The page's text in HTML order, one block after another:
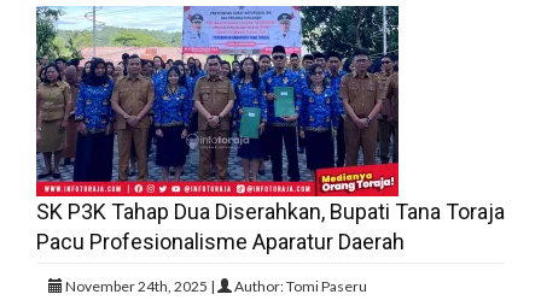
SK P3K Tahap Dua Diserahkan, Bupati Tana Toraja
Pacu Profesionalisme Aparatur Daerah
November 24th, 2025 | Author: Tomi Paseru